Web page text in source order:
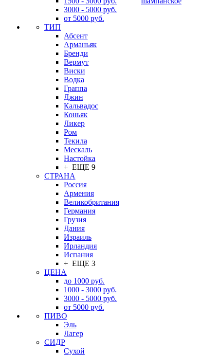
3000 - 5000 руб.
от 5000 руб.
ТИП
Абсент
Арманьяк
Бренди
Вермут
Виски
Водка
Граппа
Джин
Кальвадос
Коньяк
Ликер
Ром
Текила
Мескаль
Настойка
+ ЕЩЕ 9
СТРАНА
Россия
Армения
Великобритания
Германия
Грузия
Дания
Израиль
Ирландия
Испания
+ ЕЩЕ 3
ЦЕНА
до 1000 руб.
1000 - 3000 руб.
3000 - 5000 руб.
от 5000 руб.
ПИВО
Эль
Лагер
СИДР
Сухой